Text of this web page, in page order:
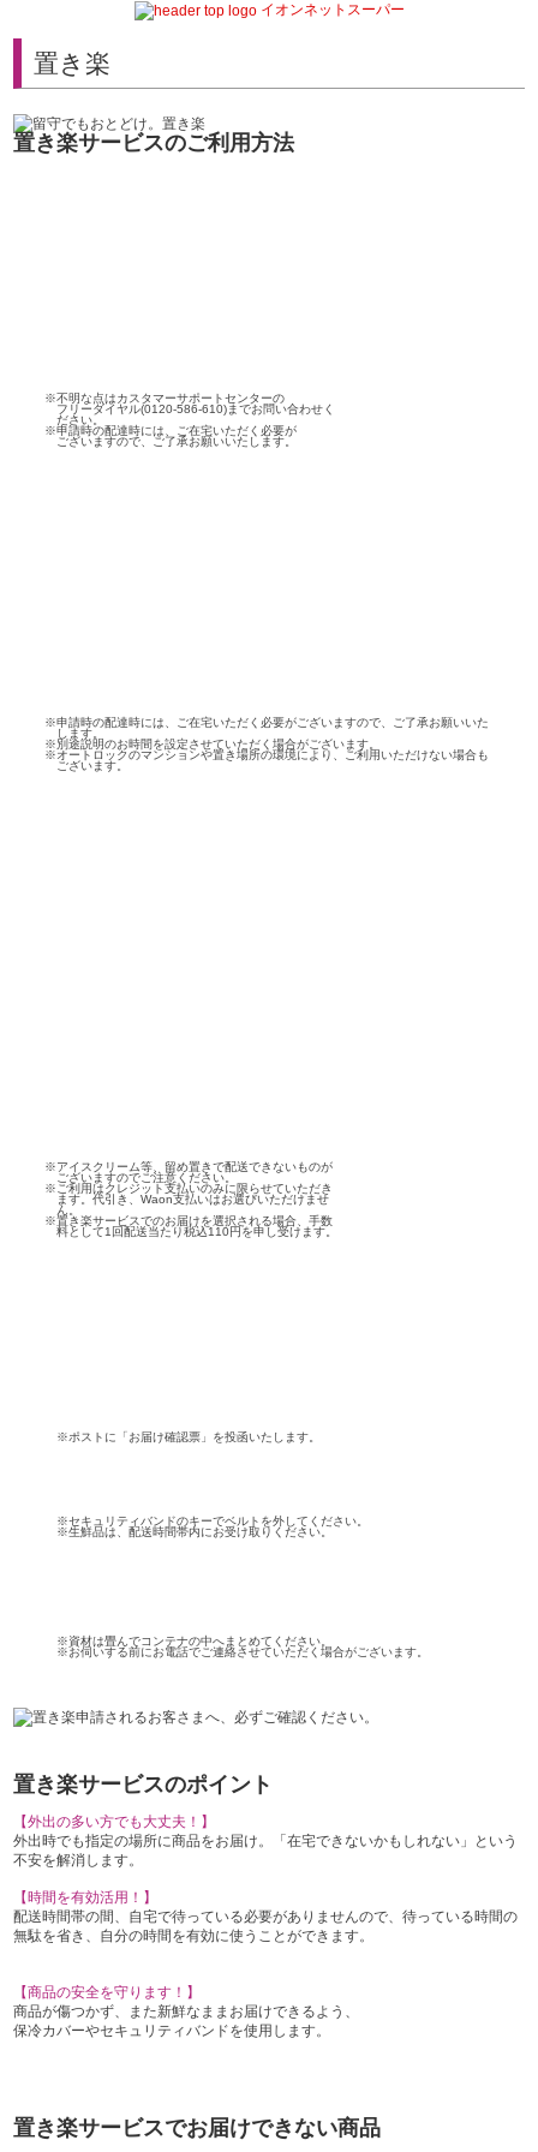
イオンネットスーパー
置き楽
置き楽サービスのご利用方法
※不明な点はカスタマーサポートセンターの
フリーダイヤル(0120-586-610)までお問い合わせく
ださい。
※申請時の配達時には、ご在宅いただく必要が
ございますので、ご了承お願いいたします。
※申請時の配達時には、ご在宅いただく必要がございますので、ご了承お願いいた
します。
※別途説明のお時間を設定させていただく場合がございます。
※オートロックのマンションや置き場所の環境により、ご利用いただけない場合も
ございます。
※アイスクリーム等、留め置きで配送できないものが
ございますのでご注意ください。
※ご利用はクレジット支払いのみに限らせていただき
ます。代引き、Waon支払いはお選びいただけませ
ん。
※置き楽サービスでのお届けを選択される場合、手数
料として1回配送当たり税込110円を申し受けます。
※ポストに「お届け確認票」を投函いたします。
※セキュリティバンドのキーでベルトを外してください。
※生鮮品は、配送時間帯内にお受け取りください。
※資材は畳んでコンテナの中へまとめてください。
※お伺いする前にお電話でご連絡させていただく場合がございます。
置き楽サービスのポイント
【外出の多い方でも大丈夫！】
外出時でも指定の場所に商品をお届け。「在宅できないかもしれない」という
不安を解消します。
【時間を有効活用！】
配送時間帯の間、自宅で待っている必要がありませんので、待っている時間の
無駄を省き、自分の時間を有効に使うことができます。
【商品の安全を守ります！】
商品が傷つかず、また新鮮なままお届けできるよう、
保冷カバーやセキュリティバンドを使用します。
置き楽サービスでお届けできない商品